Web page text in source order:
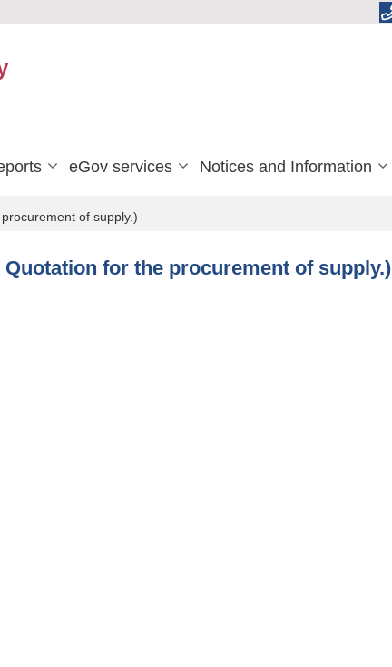
eGov services Notices and Information
procurement of supply.)
Quotation for the procurement of supply.)